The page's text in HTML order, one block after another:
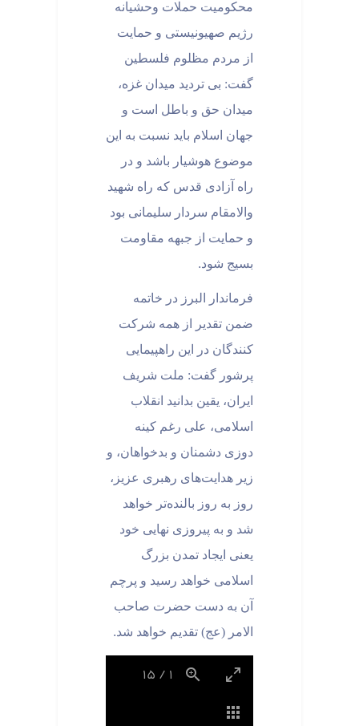
محکومیت حملات وحشیانه
رژیم صهیونیستی و حمایت
از مردم مظلوم فلسطین
گفت: بی تردید میدان غزه،
میدان حق و باطل است و
جهان اسلام باید نسبت به این
موضوع هوشیار باشد و در
راه آزادی قدس که راه شهید
والامقام سردار سلیمانی بود
و حمایت از جبهه مقاومت
بسیج شود.
فرماندار البرز در خاتمه
ضمن تقدیر از همه شرکت
کنندگان در این راهپیمایی
پرشور گفت: ملت شریف
ایران، یقین بدانید انقلاب
اسلامی، علی رغم کینه
دوزی دشمنان و بدخواهان، و
زیر هدایت‌های رهبری عزیز،
روز به روز بالنده‌تر خواهد
شد و به پیروزی نهایی خود
یعنی ایجاد تمدن بزرگ
اسلامی خواهد رسید و پرچم
آن به دست حضرت صاحب
الامر (عج) تقدیم خواهد شد.
1
/
15